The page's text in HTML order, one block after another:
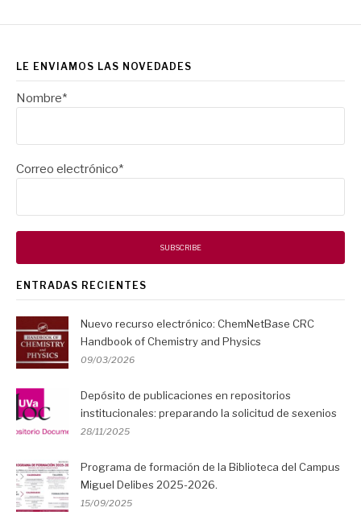
LE ENVIAMOS LAS NOVEDADES
Nombre*
Correo electrónico*
ENTRADAS RECIENTES
Nuevo recurso electrónico: ChemNetBase CRC
Handbook of Chemistry and Physics
09/03/2026
Depósito de publicaciones en repositorios
institucionales: preparando la solicitud de sexenios
28/11/2025
Programa de formación de la Biblioteca del Campus
Miguel Delibes 2025-2026.
15/09/2025